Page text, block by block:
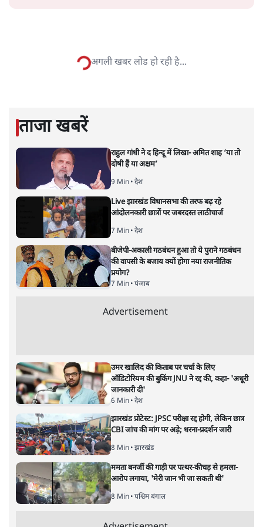
संस्कृति और भाषा पर उनकी दृष्टि गहरी और साफ़ है। उनकी शैली—
सरल भाषा में जटिल प्रश्नों को खोलने की—उन्हें आज के
की और स्टोरी पढ़ें
नतीजों पर परदे डालता घोषणा प्रधान
बजट!
अर्थतंत्र| अनन्त मित्तल| 1 FEB, 2026
अनन्त मित्तल
यह बजट नीतिगत नतीजों से ज़्यादा घोषणाओं पर टिका क्यों दिखता
है? आंकड़ों, ज़मीनी हकीकत और वादों के बीच घोषणा-प्रधान बजट
की आलोचनात्मक पड़ताल।
केंद्रीय वित्तमंत्री निर्मला सीतारमण द्वारासंसद में प्रस्तुत साल
2026—27 का केंद्रीय बजट बीजेपी और प्रधानमंत्री नरेंद्र मोदी
द्वारा साल 2014 में जारी घोषणा पत्र की तरह वायदों का पुलिंदा
है। बजट में अधिकांश योजनाओं का साल—दो साल में तो
अर्थव्यवस्था पर कोई असर दिखता प्रतीत नहीं होता। इसकी वजह
दुर्लभ खनिज गलियारे से लेकर नए जलमार्गों के विकास तक